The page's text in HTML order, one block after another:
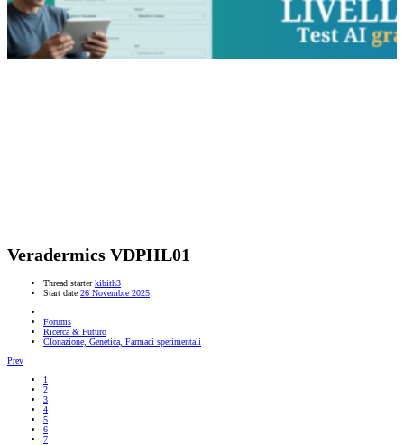
Veradermics VDPHL01
Thread starter kibith3
Start date 26 Novembre 2025
Forums
Ricerca & Futuro
Clonazione, Genetica, Farmaci sperimentali
Prev
1
2
3
4
5
6
7